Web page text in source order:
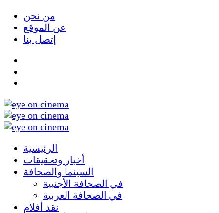
من نحن
عن الموقع
إتصل بنا
الرئيسية
أخبار وتحقيقات
السينما والصحافة
في الصحافة الأجنبية
في الصحافة العربية
نقد أفلام